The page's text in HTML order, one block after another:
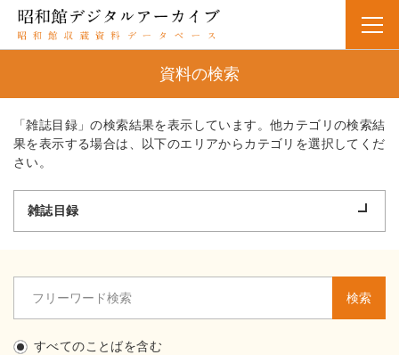
資料の検索
「雑誌目録」の検索結果を表示しています。他カテゴリの検索結
果を表示する場合は、以下のエリアからカテゴリを選択してくだ
さい。
雑誌目録
検索
すべてのことばを含む